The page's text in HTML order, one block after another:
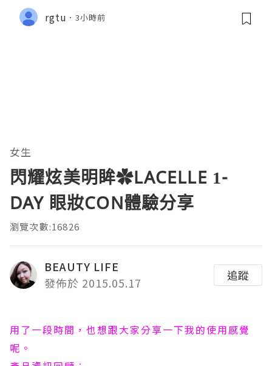
rgtu 3小時前
女生
閃耀炫美明眸✿LACELLE 1-
DAY 眼妝CON體驗分享
瀏覽次數:16826
BEAUTY LIFE
發佈於 2015.05.17
追蹤
用了一段時間，也想跟大家分享一下我的使用感覺
呢。